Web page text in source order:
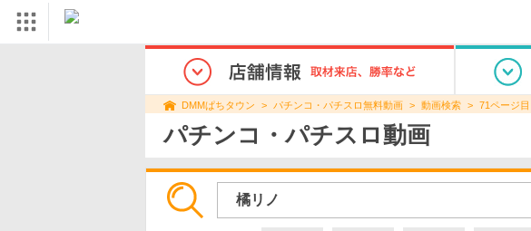
DMMぱちタウン パチンコ・パチスロ無料動画 動画検索 71ページ目
パチンコ・パチスロ動画